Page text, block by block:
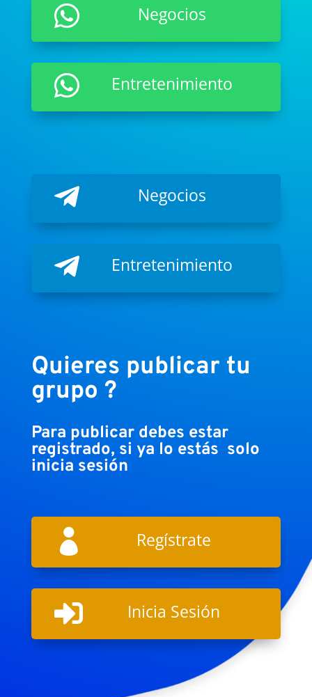
 Negocios
 Entretenimiento
 Negocios
 Entretenimiento
Quieres publicar tu
grupo ?
Para publicar debes estar
registrado, si ya lo estás solo
inicia sesión
 Regístrate
 Inicia Sesión